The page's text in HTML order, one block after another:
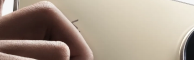
Частота обновления экрана
Число пикселей на дюйм